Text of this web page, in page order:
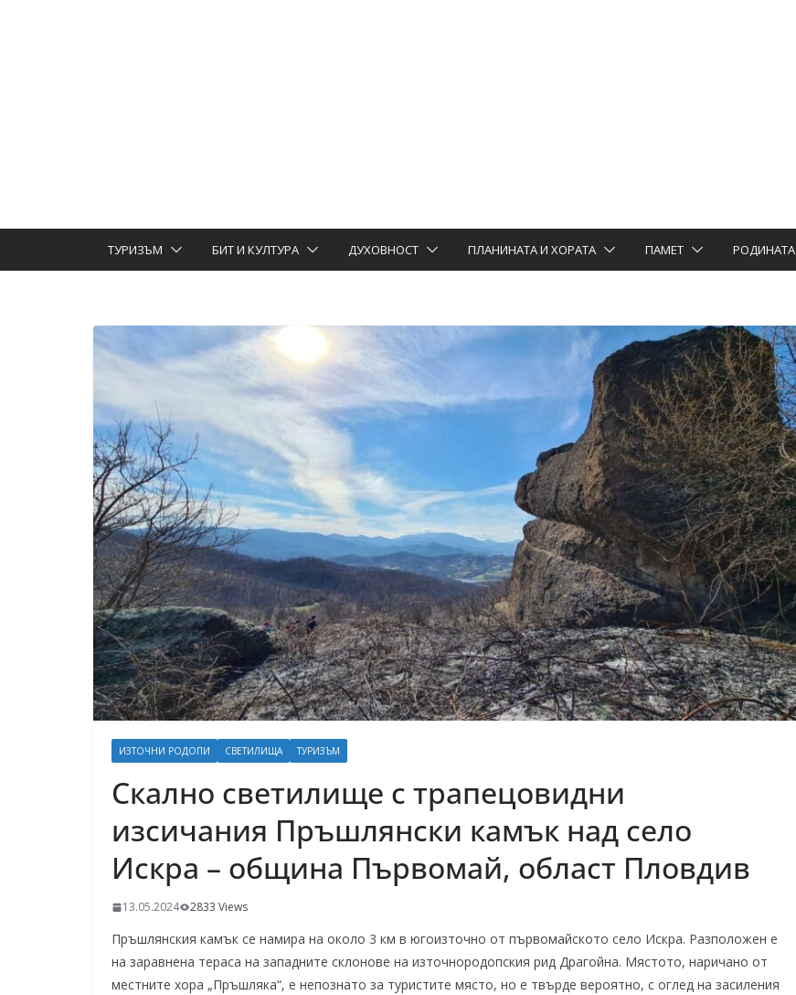
ТУРИЗЪМ БИТ И КУЛТУРА ДУХОВНОСТ ПЛАНИНАТА И ХОРАТА ПАМЕТ РОДИНАТА
ИЗТОЧНИ РОДОПИ СВЕТИЛИЩА ТУРИЗЪМ
Скално светилище с трапецовидни
изсичания Пръшлянски камък над село
Искра – община Първомай, област Пловдив
13.05.2024 2833 Views
Пръшлянския камък се намира на около 3 км в югоизточно от първомайското село Искра. Разположен е
на заравнена тераса на западните склонове на източнородопския рид Драгойна. Мястото, наричано от
местните хора „Пръшляка“, е непознато за туристите място, но е твърде вероятно, с оглед на засиления